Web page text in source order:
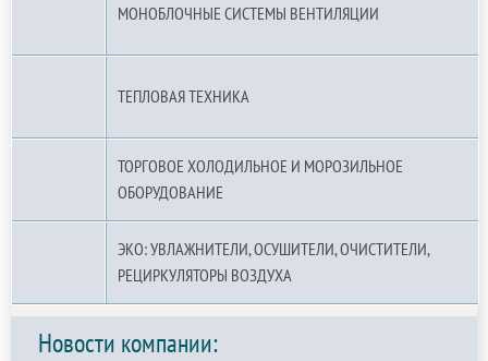
МОНОБЛОЧНЫЕ СИСТЕМЫ ВЕНТИЛЯЦИИ
ТЕПЛОВАЯ ТЕХНИКА
ТОРГОВОЕ ХОЛОДИЛЬНОЕ И МОРОЗИЛЬНОЕ
ОБОРУДОВАНИЕ
ЭКО: УВЛАЖНИТЕЛИ, ОСУШИТЕЛИ, ОЧИСТИТЕЛИ,
РЕЦИРКУЛЯТОРЫ ВОЗДУХА
Новости компании: